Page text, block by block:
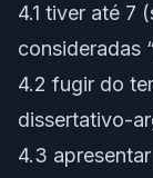
4.1 tiver até 7
consideradas
4.2 fugir do
dissertativo-
4.3